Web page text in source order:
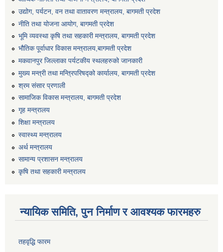
उद्योग, पर्यटन, वन तथा वातावरण मन्त्रालय, बागमती प्रदेश
नीति तथा योजना आयोग, बागमती प्रदेश
भूमि व्यवस्था कृषि तथा सहकारी मन्त्रालय, बागमती प्रदेश
भौतिक पूर्वाधार विकास मन्त्रालय,बागमती प्रदेश
मकवानपुर जिल्लाका पर्यटकीय स्थलहरुको जानकारी
मुख्य मन्त्री तथा मन्त्रिपरिषद्को कार्यालय, बागमती प्रदेश
श्रम संसार प्रणाली
सामाजिक विकास मन्त्रालय, बागमती प्रदेश
गृह मन्त्रालय
शिक्षा मन्त्रालय
स्वास्थ्य मन्त्रालय
अर्थ मन्त्रालय
सामान्य प्रशासन मन्त्रालय
कृषि तथा सहकारी मन्त्रालय
न्यायिक समिति, पुन निर्माण र आवश्यक फारमहरु
तहवृद्धि फारम